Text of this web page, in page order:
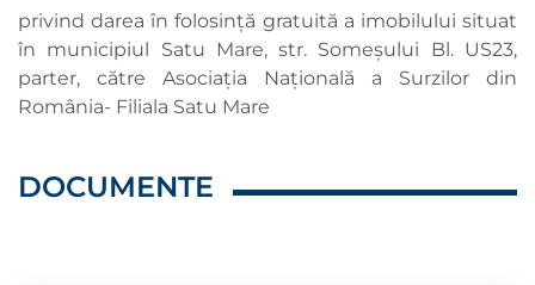
privind darea în folosință gratuită a imobilului situat
în municipiul Satu Mare, str. Someșului Bl. US23,
parter, către Asociația Națională a Surzilor din
România- Filiala Satu Mare
DOCUMENTE